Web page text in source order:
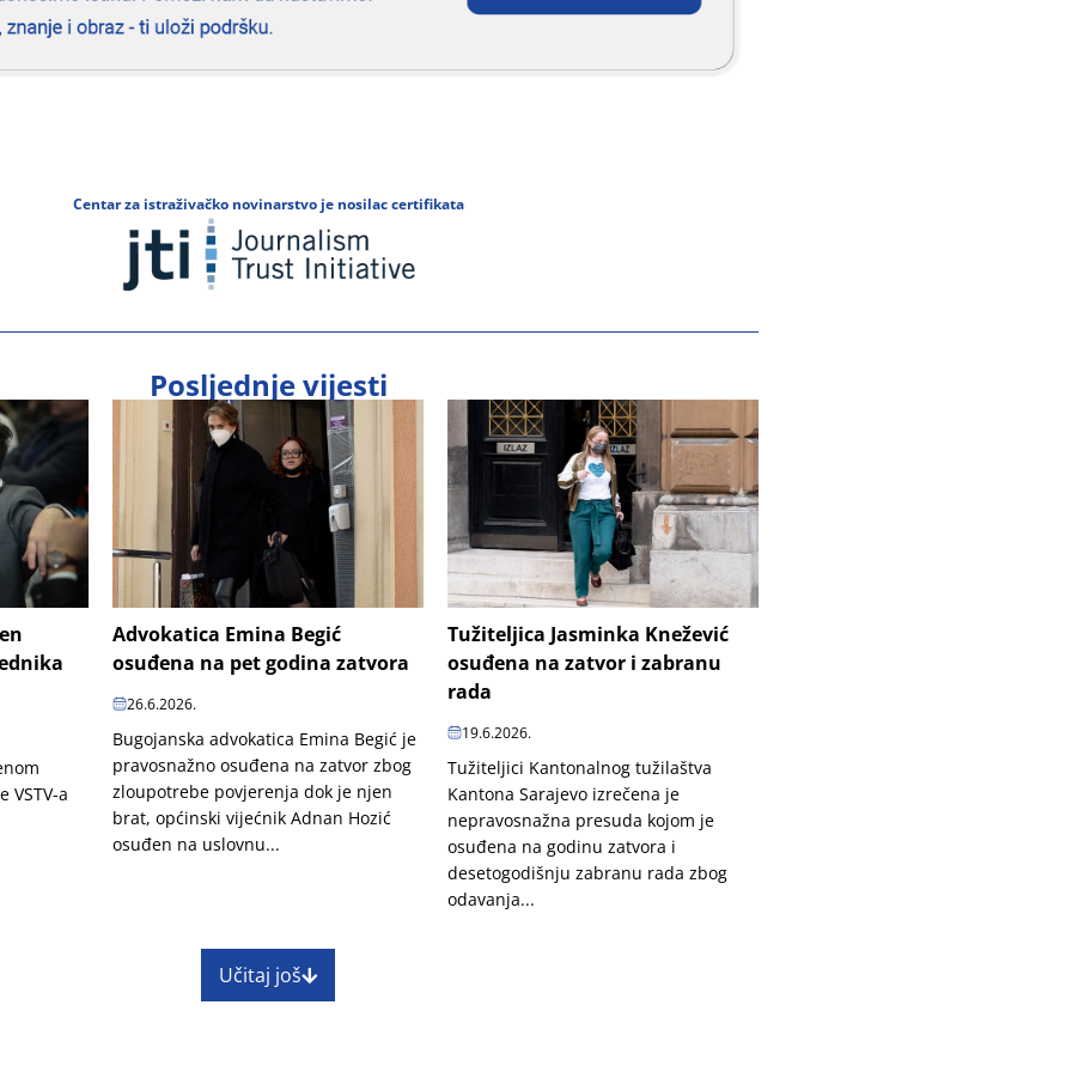
Centar za istraživačko novinarstvo je nosilac certifikata
Posljednje vijesti
VSTV-a
Advokatica Emina Begić
osuđena na pet godina zatvora
26.6.2026.
Bugojanska advokatica Emina Begić je
pravosnažno osuđena na zatvor zbog
zloupotrebe povjerenja dok je njen
brat, općinski vijećnik Adnan Hozić
osuđen na uslovnu...
Tužiteljica Jasminka Knežević
osuđena na zatvor i zabranu
rada
19.6.2026.
Tužiteljici Kantonalnog tužilaštva
Kantona Sarajevo izrečena je
nepravosnažna presuda kojom je
osuđena na godinu zatvora i
desetogodišnju zabranu rada zbog
odavanja...
Učitaj još